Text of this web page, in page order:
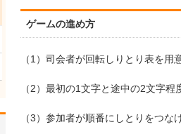
ゲームの進め方
（1）司会者が回転しりとり表を用
（2）最初の1文字と途中の2文字程
（3）参加者が順番にしとりをつな